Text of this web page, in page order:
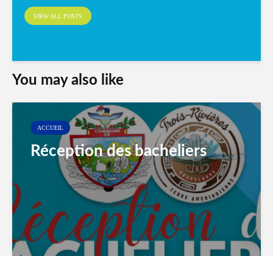
VIEW ALL POSTS
You may also like
ACCUEIL
Réception des bacheliers